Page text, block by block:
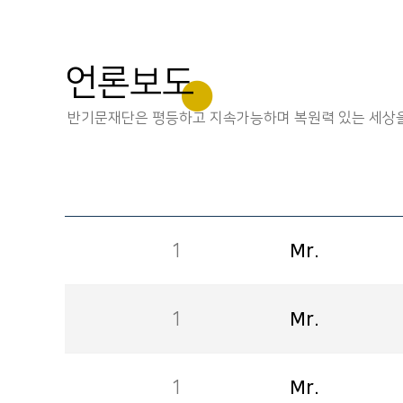
언론보도
반기문재단은 평등하고 지속가능하며 복원력 있는 세상
1 Mr.
1 Mr.
1 Mr.